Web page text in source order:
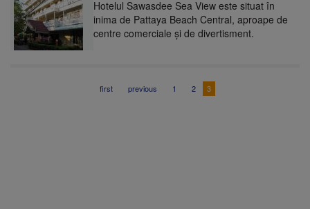
Hotelul Sawasdee Sea View este situat în
inima de Pattaya Beach Central, aproape de
centre comerciale și de divertisment.
first previous 1 2 3